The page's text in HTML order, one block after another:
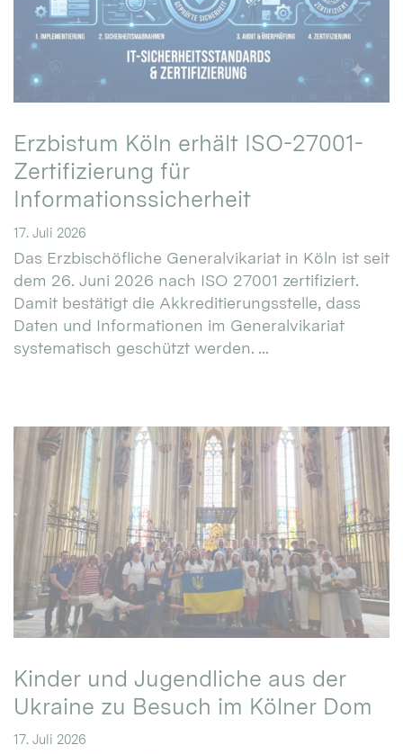
Erzbistum Köln erhält ISO-27001-
Zertifizierung für
Informationssicherheit
17. Juli 2026
Das Erzbischöfliche Generalvikariat in Köln ist seit
dem 26. Juni 2026 nach ISO 27001 zertifiziert.
Damit bestätigt die Akkreditierungsstelle, dass
Daten und Informationen im Generalvikariat
systematisch geschützt werden. ...
Kinder und Jugendliche aus der
Ukraine zu Besuch im Kölner Dom
17. Juli 2026